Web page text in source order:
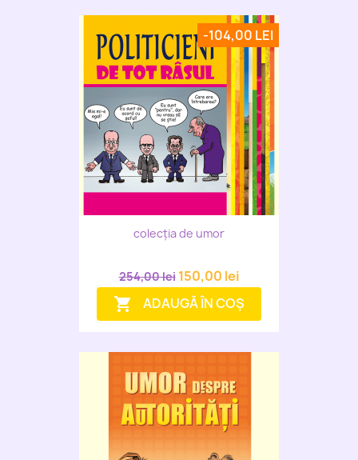
colecția de umor
254,00 lei 150,00 lei
shopping_cart ADAUGĂ ÎN COȘ
-104,00 LEI